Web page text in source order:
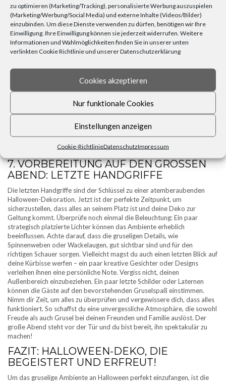
zu optimieren (Marketing/Tracking), personalisierte Werbung auszuspielen
(Marketing/Werbung/Social Media) und externe Inhalte (Videos/Bilder)
einzubinden. Um diese Dienste verwenden zu dürfen, benötigen wir Ihre
Einwilligung. Ihre Einwilligung können sie jederzeit widerrufen. Weitere
Informationen und Wahlmöglichkeiten finden Sie in unserer unten
verlinkten Cookie Richtlinie und unserer Datenschutzerklärung
Cookies akzeptieren
Nur funktionale Cookies
Einstellungen anzeigen
Cookie-RichtlinieDatenschutzImpressum
schaurige Gespenster und
Spinnennetze zu basteln. Auch
ausgehöhlte Kürbisse sind eine
fantastische Möglichkeit, um
natürliche Materialien
einzubinden. Statt Plastik gibt
eine ebenso beeindruckende Wirkung erzielen. Denk daran, mit
abbaubaren Sprays – für eine umweltfreundliche Gestaltung. Zudem
sind DIY-Projekte ideal, um alte Gegenstände zu recyceln und
künstlerisch neu zu interpretieren. Mit ein wenig Kreativität kannst du so
eine einladend gruselige Atmosphäre schaffen, die nicht nur deine Gäste
auf die Auswahl deiner Materialien achtest, bist du nicht nur stilvoll
unterwegs, sondern leistest auch einen wertvollen Beitrag zur
Nachhaltigkeit bei deiner Halloween-Feier.
7. VORBEREITUNG AUF DEN GROSSEN A
BEND: LETZTE HANDGRIFFE
Die letzten Handgriffe sind der Schlüssel zu einer atemberaubenden
Halloween-Dekoration. Jetzt ist der perfekte Zeitpunkt, um
sicherzustellen, dass alles an seinem Platz ist und deine Deko zur
Geltung kommt. Überprüfe noch einmal die Beleuchtung: Ein paar
strategisch platzierte Lichter können das Ambiente erheblich
beeinflussen. Achte darauf, dass die gruseligen Details, wie
Spinnenweben oder Wackelaugen, gut sichtbar sind und für den
richtigen Schauer sorgen. Vielleicht magst du auch einen letzten Blick auf
deine Kürbisse werfen – ein paar kreative Gesichter oder Designs
verleihen ihnen eine persönliche Note. Vergiss nicht, deinen
Außenbereich einzubeziehen. Ein paar letzte Schilder oder Laternen
können die Gäste auf den bevorstehenden Gruselspaß einstimmen.
Nimm dir Zeit, um alles zu überprüfen und vergewissere dich, dass alles
funktioniert. So schaffst du eine unvergessliche Atmosphäre, die sowohl
Freude als auch Grusel bei deinen Freunden und Familie auslöst. Der
große Abend steht vor der Tür und du bist bereit, ihn spektakulär zu
machen!
FAZIT: HALLOWEEN-DEKO, DIE
BEGEISTERT UND ERFREUT!
Um das gruselige Ambiente an Halloween perfekt einzufangen, ist die